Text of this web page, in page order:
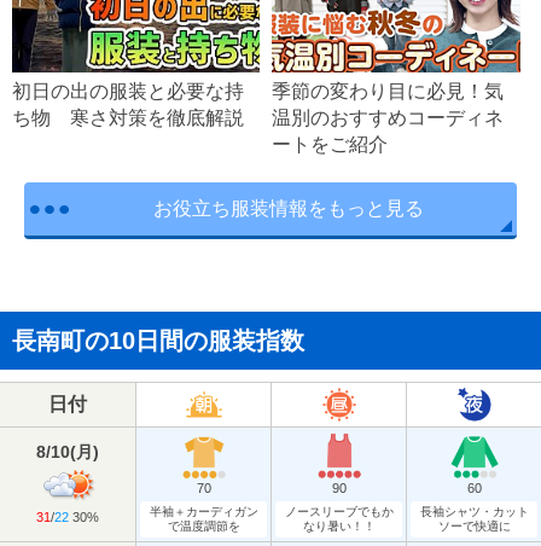
初日の出の服装と必要な持
ち物 寒さ対策を徹底解説
季節の変わり目に必見！気
温別のおすすめコーディネ
ートをご紹介
お役立ち服装情報をもっと見る
長南町の10日間の服装指数
日付
8/10(月 )
31/22 30%
70
半袖＋カーディガン
で温度調節を
90
ノースリーブでもか
なり暑い！！
60
長袖シャツ・カット
ソーで快適に